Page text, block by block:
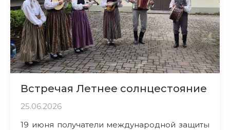
Встречая Летнее солнцестояние
25.06.2026
19 июня получатели международной защиты